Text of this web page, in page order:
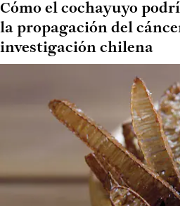
Cómo el cochayuyo
la propagación del
investigación chilena